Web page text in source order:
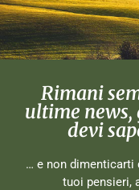
Rimani
ultime news,
devi
… e non dimenticarti
tuoi pensieri,